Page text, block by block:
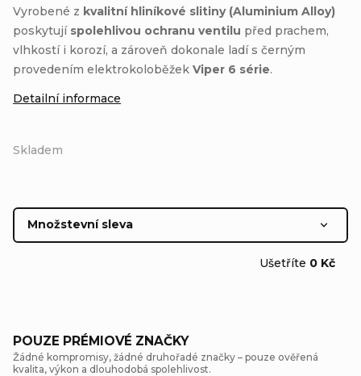
Skladem
Množstevní sleva
39 Kč / ks
10 a více ks = sleva 30 % 27,30 Kč/ ks
Ušetříte 0 Kč
Vyrobené z kvalitní hliníkové slitiny (Aluminium Alloy)
poskytují spolehlivou ochranu ventilu před prachem,
vlhkostí i korozí, a zároveň dokonale ladí s černým
provedením elektrokoloběžek Viper 6 série.
Detailní informace
POUZE PRÉMIOVÉ ZNAČKY
Žádné kompromisy, žádné druhořadé značky – pouze ověřená
kvalita, výkon a dlouhodobá spolehlivost.